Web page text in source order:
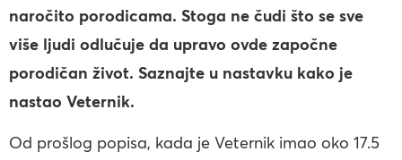
naročito porodicama. Stoga ne čudi što se sve
više ljudi odlučuje da upravo ovde započne
porodičan život. Saznajte u nastavku kako je
nastao Veternik.
Od prošlog popisa, kada je Veternik imao oko 17.5